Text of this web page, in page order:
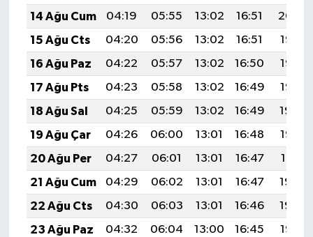
14 Ağu Cum
04:19 05:55 13:02 16:51
20:00
15 Ağu Cts
04:20 05:56 13:02 16:51
19:58
16 Ağu Paz
04:22 05:57 13:02 16:50
19:57
17 Ağu Pts
04:23 05:58 13:02 16:49
19:56
18 Ağu Sal
04:25 05:59 13:02 16:49
19:54
19 Ağu Çar
04:26 06:00 13:01 16:48
19:53
20 Ağu Per
04:27 06:01 13:01 16:47
19:51
21 Ağu Cum
04:29 06:02 13:01 16:47
19:50
22 Ağu Cts
04:30 06:03 13:01 16:46
19:48
23 Ağu Paz
04:32 06:04 13:00 16:45
19:47